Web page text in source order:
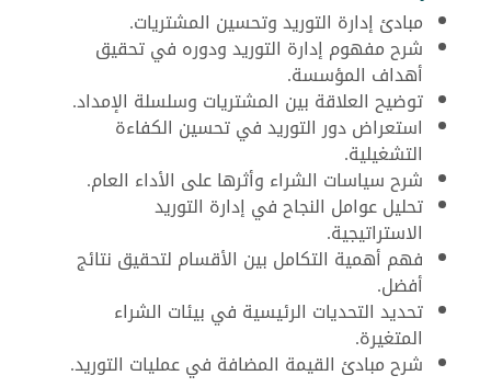
مبادئ إدارة التوريد وتحسين المشتريات.
شرح مفهوم إدارة التوريد ودوره في تحقيق
أهداف المؤسسة.
توضيح العلاقة بين المشتريات وسلسلة الإمداد.
استعراض دور التوريد في تحسين الكفاءة
التشغيلية.
شرح سياسات الشراء وأثرها على الأداء العام.
تحليل عوامل النجاح في إدارة التوريد
الاستراتيجية.
فهم أهمية التكامل بين الأقسام لتحقيق نتائج
أفضل.
تحديد التحديات الرئيسية في بيئات الشراء
المتغيرة.
شرح مبادئ القيمة المضافة في عمليات التوريد.